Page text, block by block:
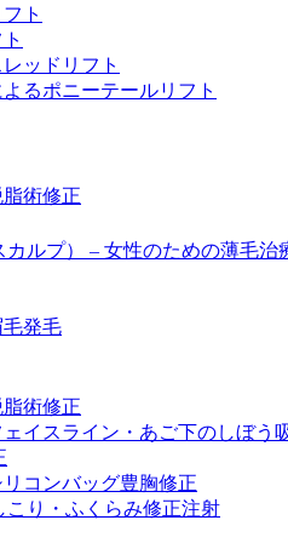
ト
ッドリフト
るポニーテールリフト
術修正
カルプ） – 女性のための薄毛治
毛発毛
術修正
イスライン・あご下のしぼう
コンバッグ豊胸修正
こり・ふくらみ修正注射